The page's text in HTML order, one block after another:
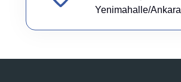
Yenimahalle/Ankara